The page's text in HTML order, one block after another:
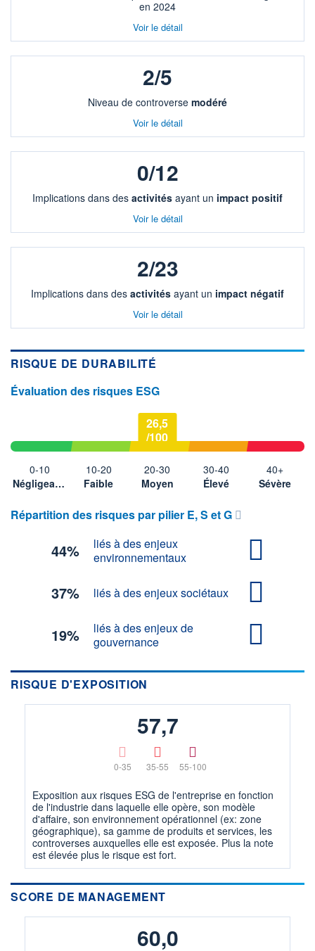
en 2024
Voir le détail
2/5
Niveau de controverse modéré
Voir le détail
0/12
Implications dans des activités ayant un impact positif
Voir le détail
2/23
Implications dans des activités ayant un impact négatif
Voir le détail
RISQUE DE DURABILITÉ
Évaluation des risques ESG
0-10
Négligeable
10-20
Faible
26,5
/100
20-30
Moyen
30-40
Élevé
40+
Sévère
Répartition des risques par pilier E, S et G
44%
liés à des enjeux
environnementaux
37% liés à des enjeux sociétaux
19%
liés à des enjeux de
gouvernance
RISQUE D'EXPOSITION
57,7
55-100
35-55
0-35
Exposition aux risques ESG de l'entreprise en fonction
de l'industrie dans laquelle elle opère, son modèle
d'affaire, son environnement opérationnel (ex: zone
géographique), sa gamme de produits et services, les
controverses auxquelles elle est exposée. Plus la note
est élevée plus le risque est fort.
SCORE DE MANAGEMENT
60,0